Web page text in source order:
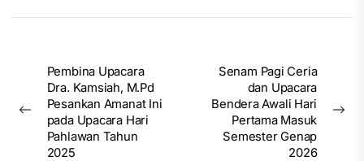
Post
navigation
Previous
Pembina Upacara
Dra. Kamsiah, M.Pd
Pesankan Amanat Ini
pada Upacara Hari
Pahlawan Tahun
2025
Senam Pagi Ceria
dan Upacara
Bendera Awali Hari
Pertama Masuk
Semester Genap
2026